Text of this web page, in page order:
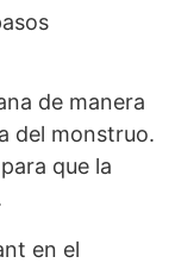
de manera
del monstruo.
que la
en el